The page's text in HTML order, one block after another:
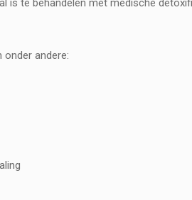
is te behandelen met medische
onder andere: